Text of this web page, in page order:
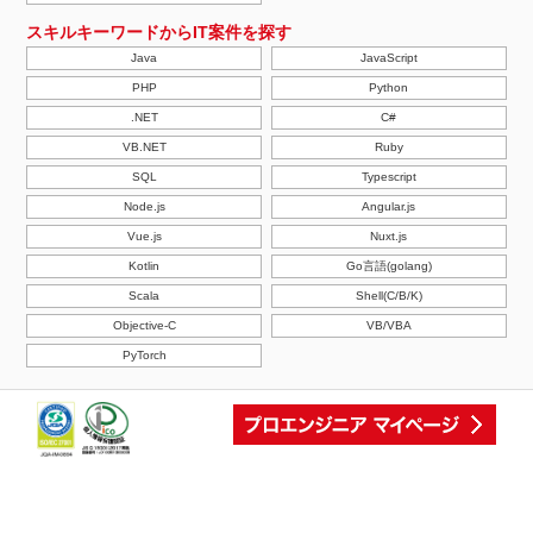
スキルキーワードからIT案件を探す
Java JavaScript
PHP Python
.NET C#
VB.NET Ruby
SQL Typescript
Node.js Angular.js
Vue.js Nuxt.js
Kotlin Go言語(golang)
Scala Shell(C/B/K)
Objective-C VB/VBA
PyTorch